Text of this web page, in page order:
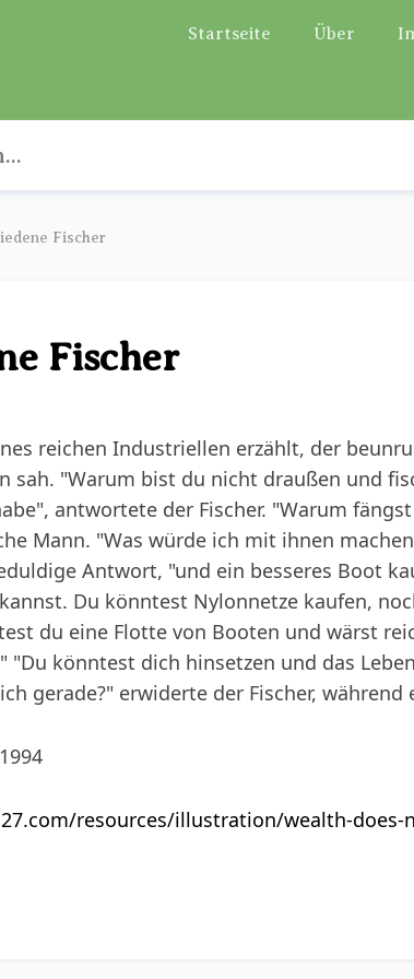
Startseite Über
Fischer
Fischer
reichen Industriellen erzählt, der
sah. "Warum bist du nicht draußen und
antwortete der Fischer. "Warum
Mann. "Was würde ich mit ihnen
Antwort, "und ein besseres Boot
Du könntest Nylonnetze kaufen,
du eine Flotte von Booten und wärst
"Du könntest dich hinsetzen und das
gerade?" erwiderte der Fischer,
resources/illustration/wealth-does-